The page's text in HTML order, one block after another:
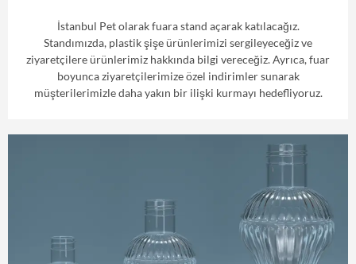
İstanbul Pet olarak fuara stand açarak katılacağız.
Standımızda, plastik şişe ürünlerimizi sergileyeceğiz ve
ziyaretçilere ürünlerimiz hakkında bilgi vereceğiz. Ayrıca, fuar
boyunca ziyaretçilerimize özel indirimler sunarak
müşterilerimizle daha yakın bir ilişki kurmayı hedefliyoruz.